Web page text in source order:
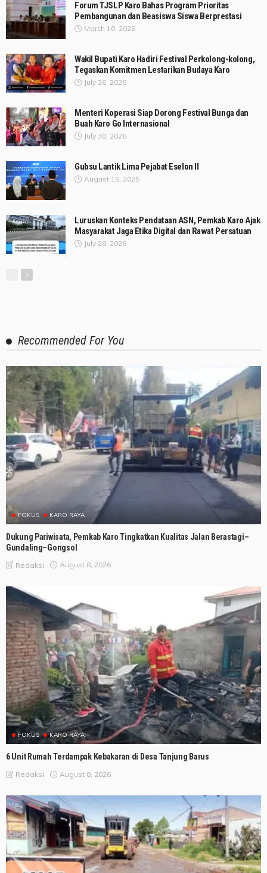
Forum TJSLP Karo Bahas Program Prioritas
Pembangunan dan Beasiswa Siswa Berprestasi
March 10, 2026
Wakil Bupati Karo Hadiri Festival Perkolong-kolong,
Tegaskan Komitmen Lestarikan Budaya Karo
July 26, 2026
Menteri Koperasi Siap Dorong Festival Bunga dan
Buah Karo Go Internasional
July 30, 2026
Gubsu Lantik Lima Pejabat Eselon II
August 15, 2025
Luruskan Konteks Pendataan ASN, Pemkab Karo Ajak
Masyarakat Jaga Etika Digital dan Rawat Persatuan
July 28, 2026
Recommended For You
FOKUS KARO RAYA
Dukung Pariwisata, Pemkab Karo Tingkatkan Kualitas Jalan Berastagi–
Gundaling–Gongsol
Redaksi August 8, 2026
FOKUS KARO RAYA
6 Unit Rumah Terdampak Kebakaran di Desa Tanjung Barus
Redaksi August 8, 2026